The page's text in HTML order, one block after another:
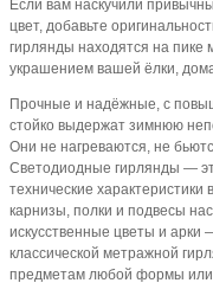
Если вам наскучили
цвет, добавьте
гирлянды находятся на
украшением вашей ёлки,
Прочные и надёжные, с
стойко выдержат зимнюю
Они не нагреваются, не
Светодиодные гирлянды —
технические
карнизы, полки и подвесы
искусственные цветы и арки
классической метражной
предметам любой формы или